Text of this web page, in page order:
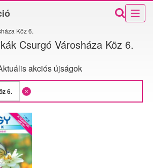
Köz 6.
Csurgó Városháza Köz 6.
akciós újságok